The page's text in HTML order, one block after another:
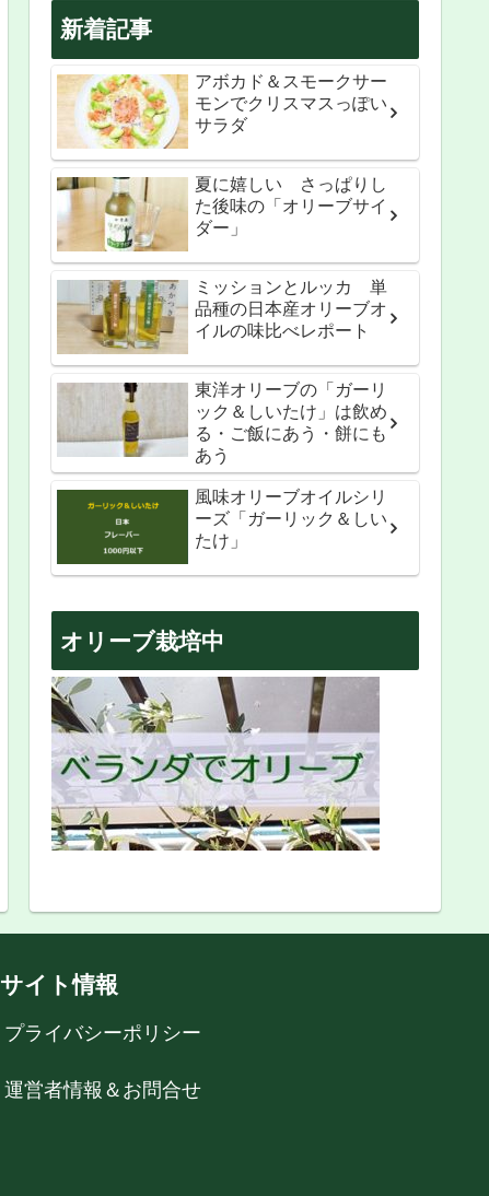
新着記事
アボカド＆スモークサー
モンでクリスマスっぽい
サラダ
夏に嬉しい さっぱりし
た後味の「オリーブサイ
ダー」
ミッションとルッカ 単
品種の日本産オリーブオ
イルの味比べレポート
東洋オリーブの「ガーリ
ック＆しいたけ」は飲め
る・ご飯にあう・餅にも
あう
風味オリーブオイルシリ
ーズ「ガーリック＆しい
たけ」
オリーブ栽培中
サイト情報
プライバシーポリシー
運営者情報＆お問合せ